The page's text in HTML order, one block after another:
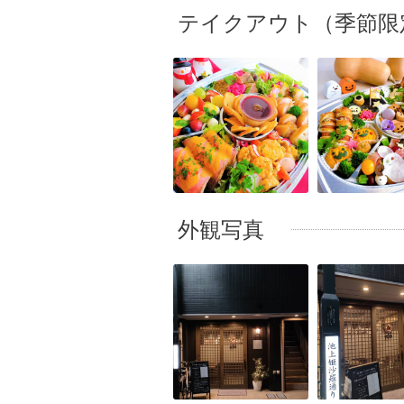
テイクアウト（季節限
外観写真